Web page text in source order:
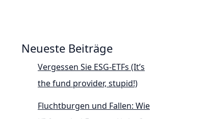
Neueste Beiträge
Vergessen Sie ESG-ETFs (It’s
the fund provider, stupid!)
Fluchtburgen und Fallen: Wie